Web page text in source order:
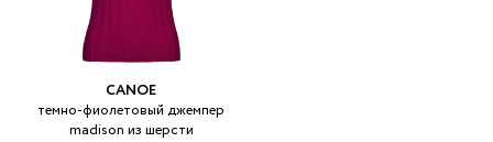
CANOE
темно-фиолетовый джемпер
madison из шерсти